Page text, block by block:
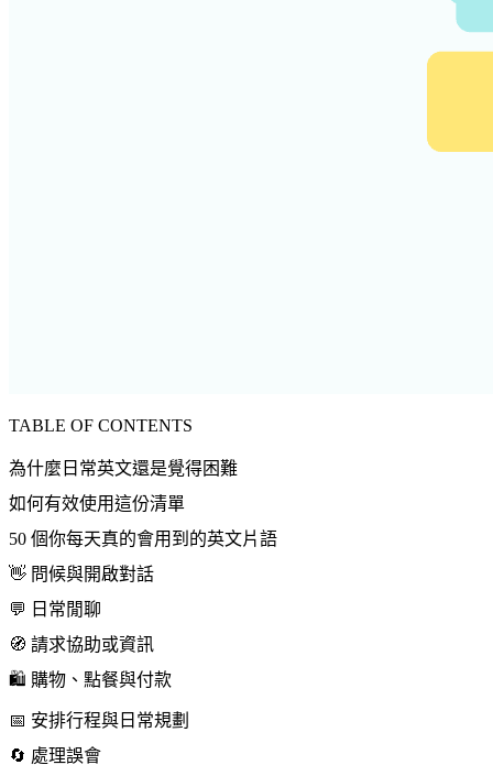
TABLE OF CONTENTS
為什麼日常英文還是覺得困難
如何有效使用這份清單
50 個你每天真的會用到的英文片語
👋 問候與開啟對話
💬 日常閒聊
🧭 請求協助或資訊
🛍️ 購物、點餐與付款
📅 安排行程與日常規劃
🔄 處理誤會